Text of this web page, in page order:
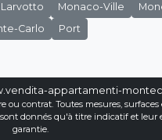
Larvotto Monaco-Ville
Carlo
Port
appartamenti-
contrat. Toutes mesures, surfaces
donnés qu'à titre indicatif et leur
garantie.